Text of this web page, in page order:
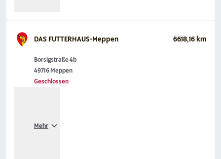
DAS FUTTERHAUS-Meppen 6618,16 km
Borsigstraße 4b
49716 Meppen
Geschlossen
Mehr